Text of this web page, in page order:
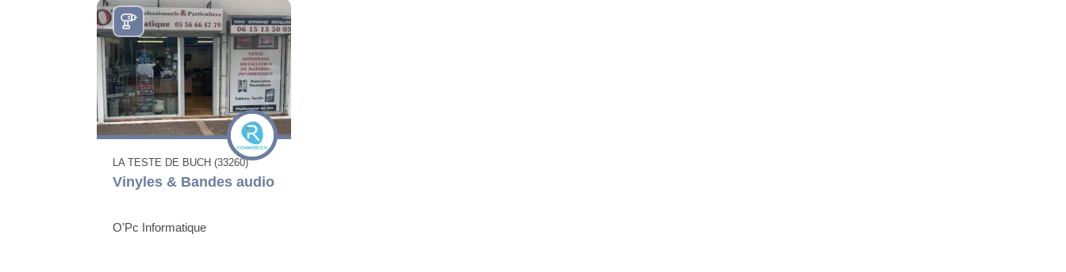
LA TESTE DE BUCH (33260)
Vinyles & Bandes audio
O'Pc Informatique